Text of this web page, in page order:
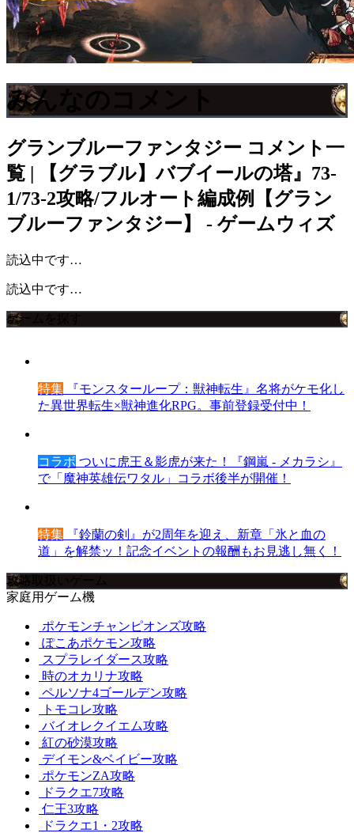
みんなのコメント
グランブルーファンタジー コメント一
覧 | 【グラブル】バブイールの塔』73-
1/73-2攻略/フルオート編成例【グラン
ブルーファンタジー】 - ゲームウィズ
読込中です…
読込中です…
ゲームを探す
特集 『モンスターループ：獣神転生』名将がケモ化し
た異世界転生×獣神進化RPG。事前登録受付中！
コラボ ついに虎王＆影虎が来た！『鋼嵐 - メカラシ』
で「魔神英雄伝ワタル」コラボ後半が開催！
特集 『鈴蘭の剣』が2周年を迎え、新章「氷と血の
道」を解禁ッ！記念イベントの報酬もお見逃し無く！
攻略取扱いゲーム
家庭用ゲーム機
ポケモンチャンピオンズ攻略
ぽこあポケモン攻略
スプラレイダース攻略
時のオカリナ攻略
ペルソナ4ゴールデン攻略
トモコレ攻略
バイオレクイエム攻略
紅の砂漠攻略
デイモン&ベイビー攻略
ポケモンZA攻略
ドラクエ7攻略
仁王3攻略
ドラクエ1・2攻略